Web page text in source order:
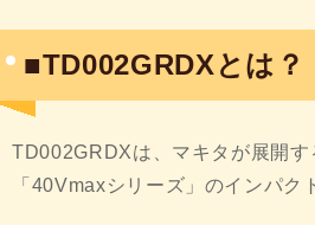
■TD002GRDXとは？
TD002GRDXは、マキタが展開す
「40Vmaxシリーズ」のインパク